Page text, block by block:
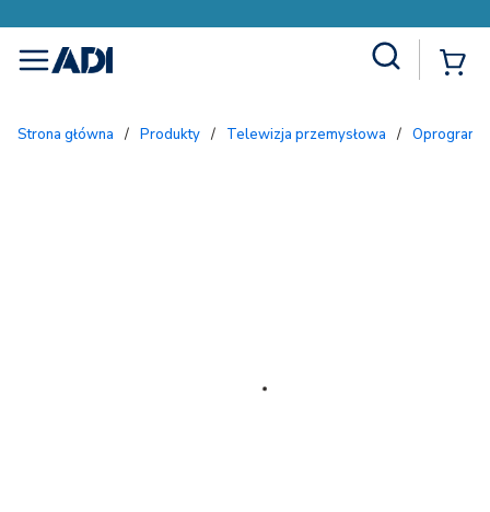
menu
Strona główna / Produkty / Telewizja przemysłowa /